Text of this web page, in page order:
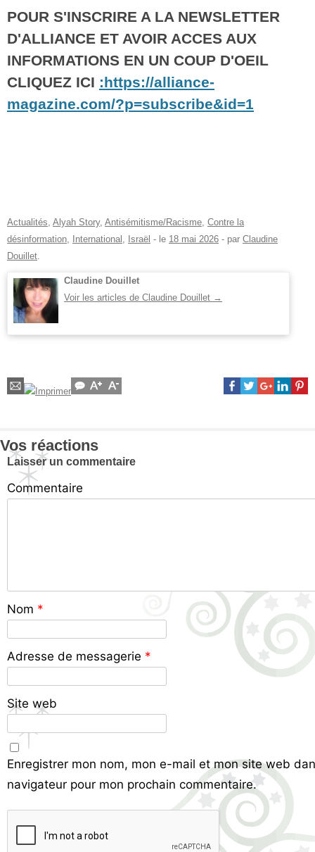
POUR S'INSCRIRE A LA NEWSLETTER
D'ALLIANCE ET AVOIR ACCES AUX
INFORMATIONS EN UN COUP D'OEIL
CLIQUEZ ICI :https://alliance-
magazine.com/?p=subscribe&id=1
Actualités, Alyah Story, Antisémitisme/Racisme, Contre la
désinformation, International , Israël - le 18 mai 2026 - par Claudine
Douillet.
Claudine Douillet
Voir les articles de Claudine Douillet →
Vos réactions
Laisser un commentaire
Commentaire
Nom *
Adresse de messagerie *
Site web
Enregistrer mon nom, mon e-mail et mon site web
navigateur pour mon prochain commentaire.